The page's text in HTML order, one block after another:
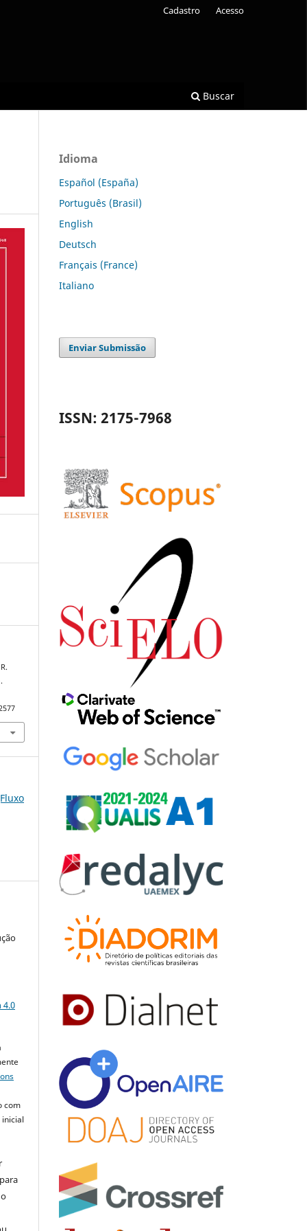
Buscar
Cadastro Acesso
4.0
com
Idioma
Español (España)
Português (Brasil)
English
Deutsch
Français (France)
Italiano
Enviar Submissão
ISSN: 2175-7968